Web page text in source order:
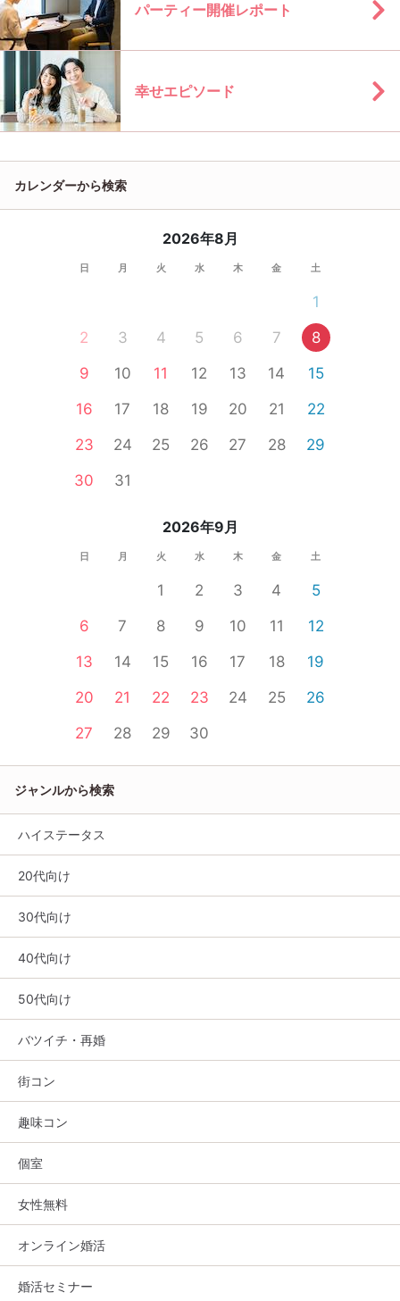
パーティー開催レポート
幸せエピソード
カレンダーから検索
2026年8月
日 月 火 水 木 金 土
1
2
3 4 5 6 7
8
9
10 11 12 13 14
15
16
17 18 19 20 21
22
23
24 25 26 27 28
29
30
31
2026年9月
日 月 火 水 木 金 土
1 2 3 4
5
6
7 8 9 10 11
12
13
14 15 16 17 18
19
20
21 22 23 24 25
26
27
28 29 30
ジャンルから検索
ハイステータス
20代向け
30代向け
40代向け
50代向け
バツイチ・再婚
街コン
趣味コン
個室
女性無料
オンライン婚活
婚活セミナー